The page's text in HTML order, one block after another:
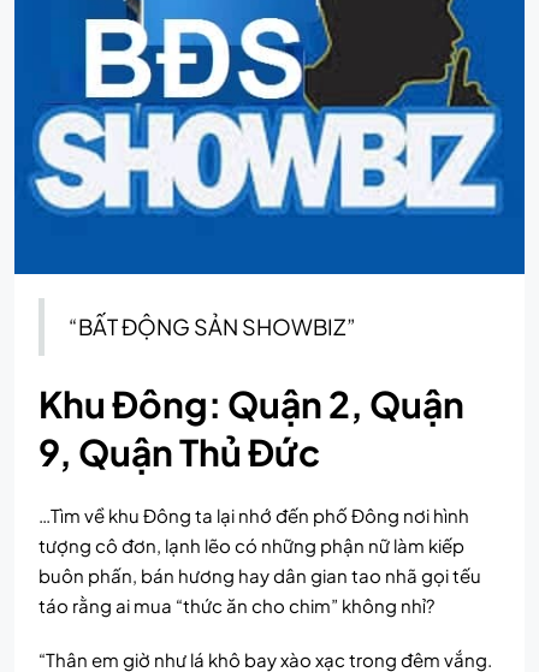
“BẤT ĐỘNG SẢN SHOWBIZ”
Khu Đông: Quận 2, Quận
9, Quận Thủ Đức
…Tìm về khu Đông ta lại nhớ đến phố Đông nơi hình
tượng cô đơn, lạnh lẽo có những phận nữ làm kiếp
buôn phấn, bán hương hay dân gian tao nhã gọi tếu
táo rằng ai mua “thức ăn cho chim” không nhỉ?
“Thân em giờ như lá khô bay xào xạc trong đêm vắng.